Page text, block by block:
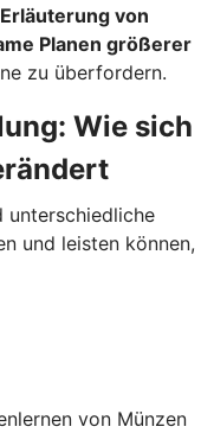
von
Planen größerer
zu überfordern.
Wie sich
unterschiedliche
und leisten können,
von Münzen